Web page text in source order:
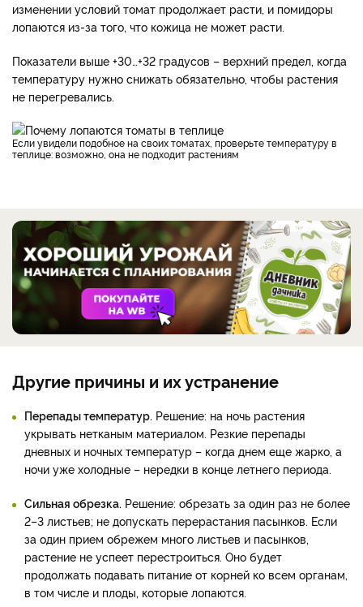
изменении условий томат продолжает расти, и помидоры
лопаются из-за того, что кожица не может расти.
Показатели выше +30…+32 градусов – верхний предел, когда
температуру нужно снижать обязательно, чтобы растения
не перегревались.
Если увидели подобное на своих томатах, проверьте температуру в
теплице: возможно, она не подходит растениям
Другие причины и их устранение
Перепады температур. Решение: на ночь растения
укрывать нетканым материалом. Резкие перепады
дневных и ночных температур – когда днем еще жарко, а
ночи уже холодные – нередки в конце летнего периода.
Сильная обрезка. Решение: обрезать за один раз не более
2–3 листьев; не допускать перерастания пасынков. Если
за один прием обрежем много листьев и пасынков,
растение не успеет перестроиться. Оно будет
продолжать подавать питание от корней ко всем органам,
в том числе и плоды, которые лопаются.